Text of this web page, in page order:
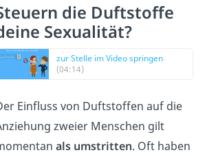
die Duftstoffe
Sexualität?
zur Stelle im Video springen
(04:14)
Einfluss von Duftstoffen auf die
zweier Menschen gilt
als umstritten. Oft haben